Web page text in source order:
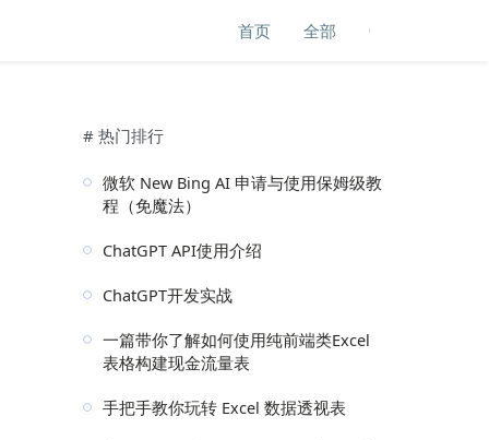
首页 全部
# 热门排行
微软 New Bing AI 申请与使用保姆级教
程（免魔法）
ChatGPT API使用介绍
ChatGPT开发实战
一篇带你了解如何使用纯前端类Excel
表格构建现金流量表
手把手教你玩转 Excel 数据透视表